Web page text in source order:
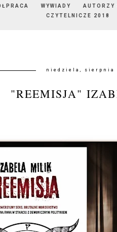
WYWIADY AUTORZY
CZYTELNICZE 2018
niedziela, sierpnia
"REEMISJA"